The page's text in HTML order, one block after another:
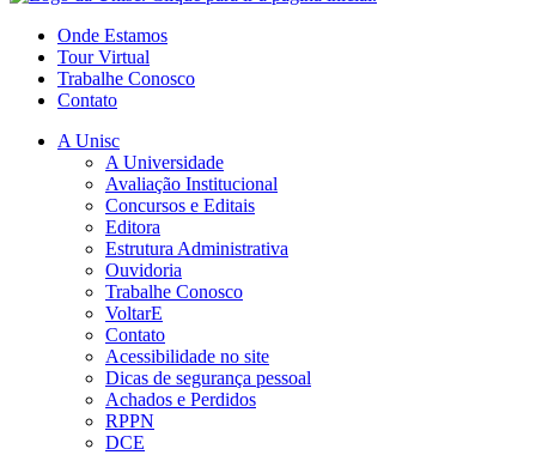
Onde Estamos
Tour Virtual
Trabalhe Conosco
Contato
A Unisc
A Universidade
Avaliação Institucional
Concursos e Editais
Editora
Estrutura Administrativa
Ouvidoria
Trabalhe Conosco
VoltarE
Contato
Acessibilidade no site
Dicas de segurança pessoal
Achados e Perdidos
RPPN
DCE